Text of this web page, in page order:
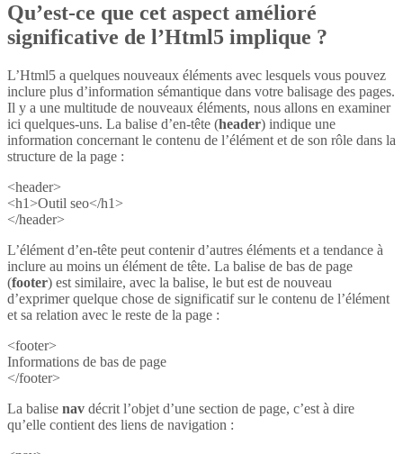
Qu’est-ce que cet aspect amélioré
significative de l’Html5 implique ?
L’Html5 a quelques nouveaux éléments avec lesquels vous pouvez
inclure plus d’information sémantique dans votre balisage des pages.
Il y a une multitude de nouveaux éléments, nous allons en examiner
ici quelques-uns. La balise d’en-tête (header) indique une
information concernant le contenu de l’élément et de son rôle dans la
structure de la page :
<header>
<h1>Outil seo</h1>
</header>
L’élément d’en-tête peut contenir d’autres éléments et a tendance à
inclure au moins un élément de tête. La balise de bas de page
(footer) est similaire, avec la balise, le but est de nouveau
d’exprimer quelque chose de significatif sur le contenu de l’élément
et sa relation avec le reste de la page :
<footer>
Informations de bas de page
</footer>
La balise nav décrit l’objet d’une section de page, c’est à dire
qu’elle contient des liens de navigation :